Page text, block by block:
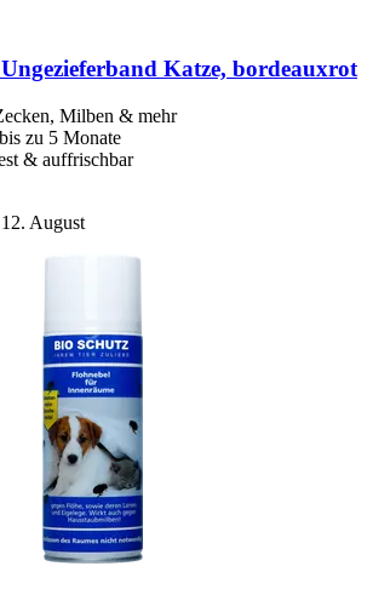
Ungezieferband Katze, bordeauxrot
Milben & mehr
zu 5 Monate
& auffrischbar
August